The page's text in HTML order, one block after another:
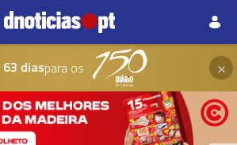
63 diaspara os ×